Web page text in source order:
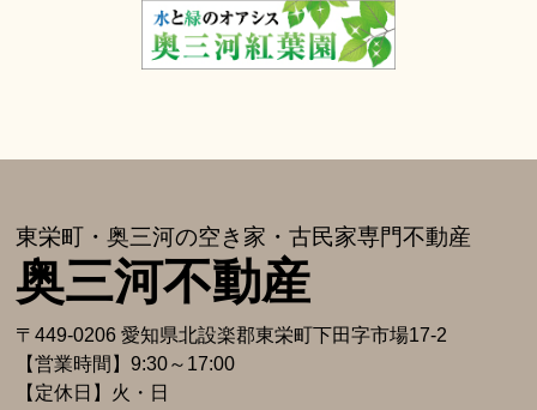
東栄町・奥三河の空き家・古⺠家専⾨不動産
奥三河不動産
〒449-0206 愛知県北設楽郡東栄町下⽥字市場17-2
【営業時間】9:30～17:00
【定休日】火・日